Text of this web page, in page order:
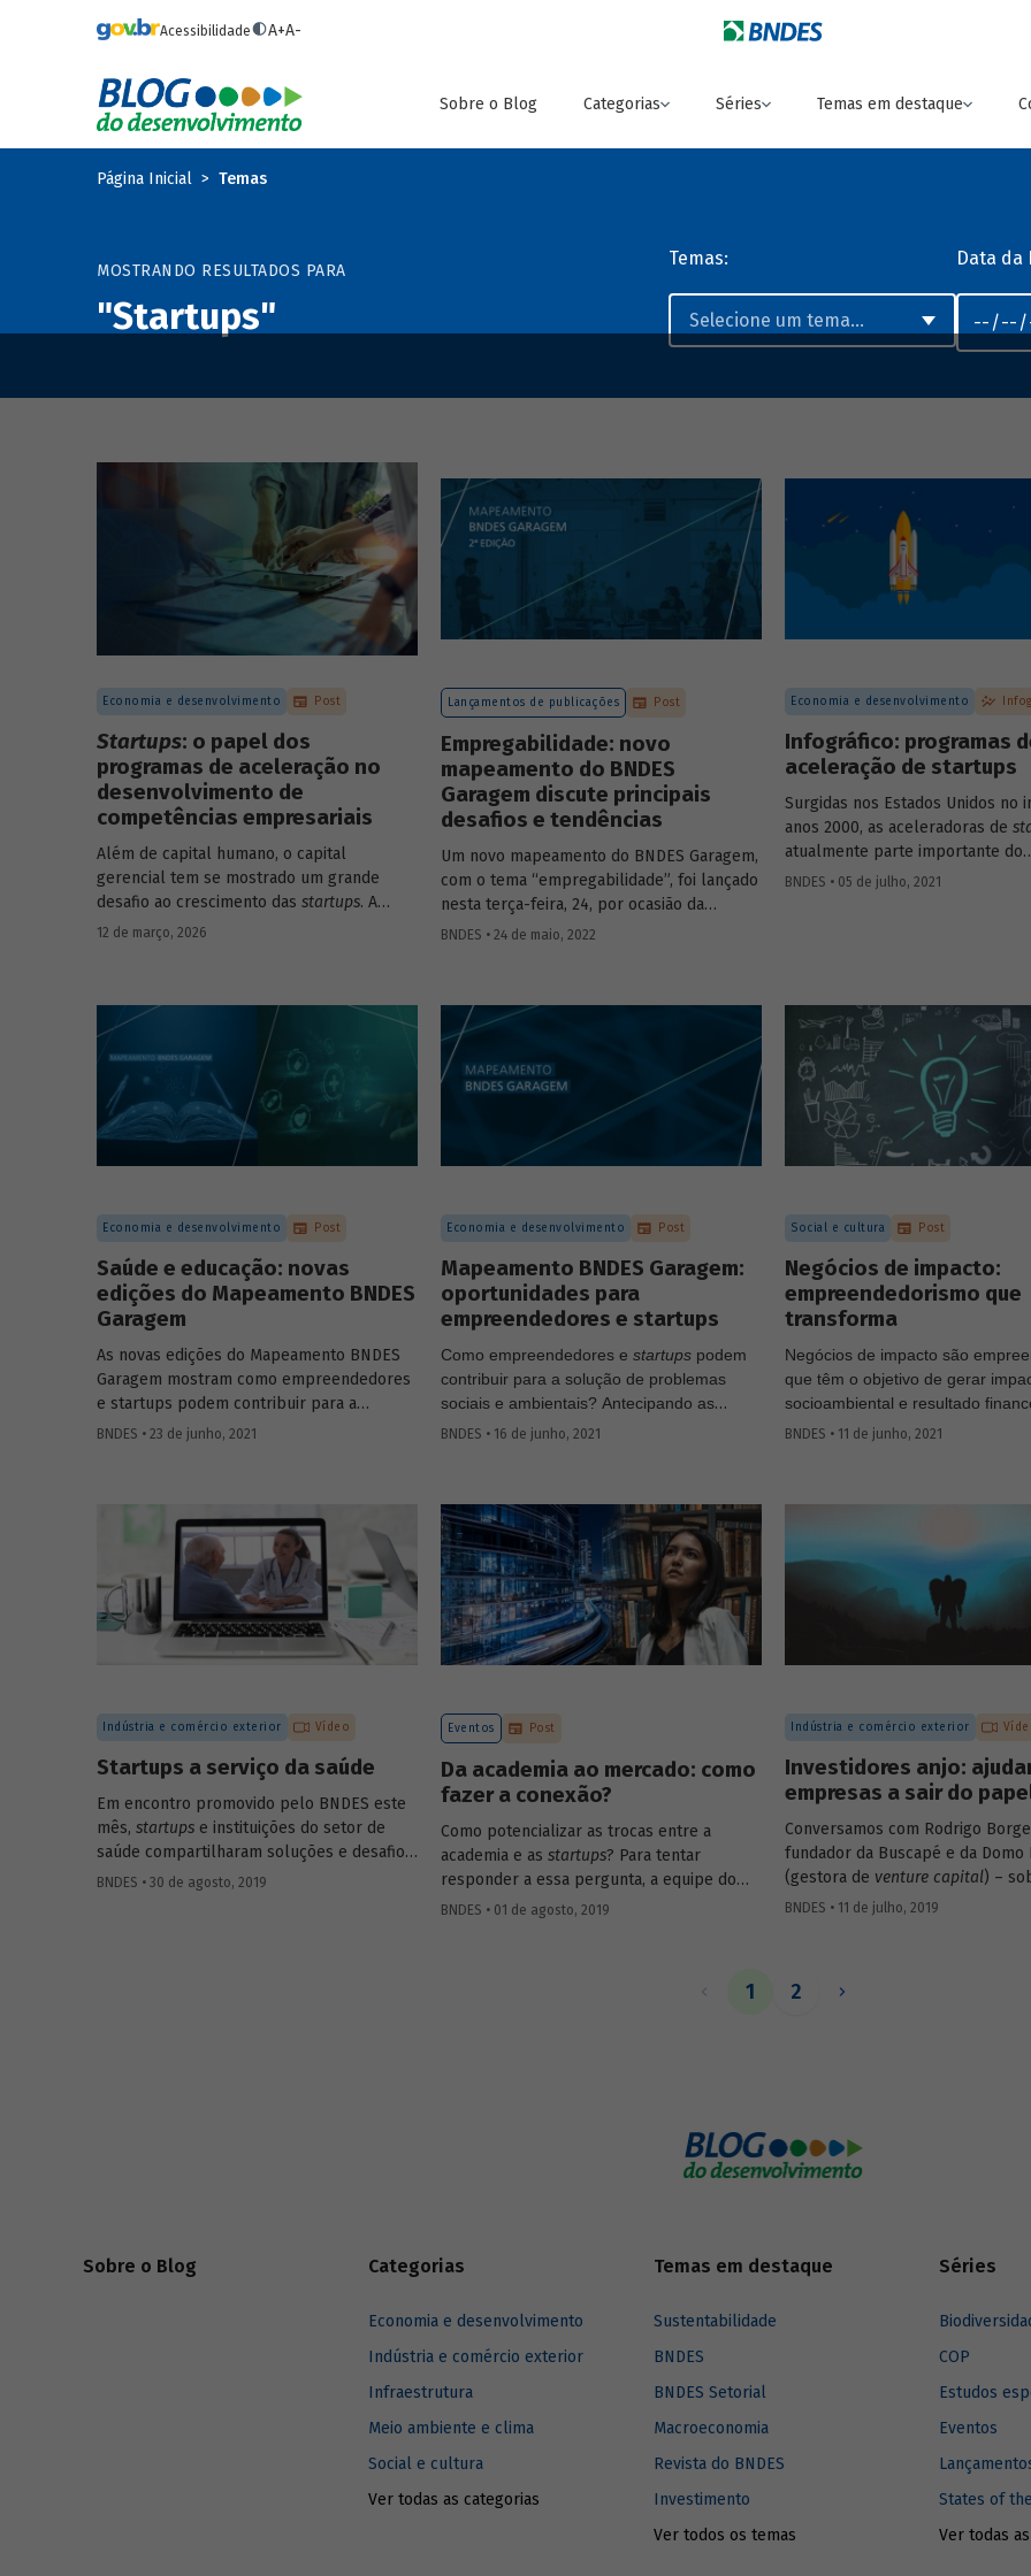
Acessibilidade A+A-
Sobre o Blog Categorias Séries Temas em destaque
Página Inicial Temas
MOSTRANDO RESULTADOS PARA
"Startups"
Temas: Data da
Economia e desenvolvimento Post
Startups: o papel dos
programas de aceleração no
desenvolvimento de
competências empresariais
Além de capital humano, o capital
gerencial tem se mostrado um grande
desafio ao crescimento das startups. A
avaliação do BNDES Garagem demonstra
12 de março, 2026
Lançamentos de publicações Post
Empregabilidade: novo
mapeamento do BNDES
Garagem discute principais
desafios e tendências
Um novo mapeamento do BNDES Garagem,
com o tema “empregabilidade”, foi lançado
nesta terça-feira, 24, por ocasião da
abertura do ciclo 2022 do “BNDES Garagem
BNDES • 24 de maio, 2022
Economia e desenvolvimento
Infográfico: programas
aceleração de startups
Surgidas nos Estados Unidos no
anos 2000, as aceleradoras de
atualmente parte importante do
ecossistema de
consolidar seus negócios.
sobre como eles funcionam no
que preparamos.
BNDES • 05 de julho, 2021
Economia e desenvolvimento Post
Saúde e educação: novas
edições do Mapeamento BNDES
Garagem
As novas edições do Mapeamento BNDES
Garagem mostram como empreendedores
e startups podem contribuir para a
solução de problemas nas áreas de saúde
a fortalecer o ecossistema de inovação e
empreendedorismo, antecipando as
discussões da Semana BNDES de Impacto
(de 5 a 9 de julho).
BNDES • 23 de junho, 2021
Economia e desenvolvimento Post
Mapeamento BNDES Garagem:
oportunidades para
empreendedores e startups
Como empreendedores e startups podem
contribuir para a solução de problemas
sociais e ambientais? Antecipando as
discussões da Semana BNDES de Impacto,
de negócios da instituição e com
especialistas externos que buscam
responder essa questão.
BNDES • 16 de junho, 2021
Social e cultura Post
Negócios de impacto:
empreendedorismo que
transforma
Negócios de impacto são
que têm o objetivo de gerar
socioambiental e resultado
positivo de forma sustentável,
mensuração e avaliação de
sobre o ecossistema de fomento
BNDES • 11 de junho, 2021
Indústria e comércio exterior Vídeo
Startups a serviço da saúde
Em encontro promovido pelo BNDES este
mês, startups e instituições do setor de
saúde compartilharam soluções e desafios.
O evento contou com a presença de mais
BNDES • 30 de agosto, 2019
Eventos Post
Da academia ao mercado: como
fazer a conexão?
Como potencializar as trocas entre a
academia e as startups? Para tentar
responder a essa pergunta, a equipe do
programa BNDES Garagem promoveu um
empreendedores. Organizado em quatro
BNDES • 01 de agosto, 2019
Indústria e comércio exterior
Investidores anjo:
empresas a sair do
Conversamos com Rodrigo
fundador da Buscapé e da Domo
(gestora de venture capital) –
funciona o investimento anjo.
ajudam os empreendedores a
BNDES • 11 de julho, 2019
1 2
Sobre o Blog Categorias
Economia e desenvolvimento
Indústria e comércio exterior
Infraestrutura
Meio ambiente e clima
Social e cultura
Ver todas as categorias
Temas em destaque
Sustentabilidade
BNDES
BNDES Setorial
Macroeconomia
Revista do BNDES
Investimento
Ver todos os temas
Séries
COP
Estudos
Eventos
States of
Ver todas